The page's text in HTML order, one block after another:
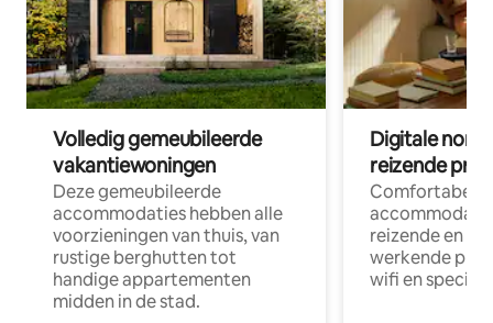
Volledig gemeubileerde
vakantiewoningen
Deze gemeubileerde
accommodaties hebben alle
voorzieningen van thuis, van
rustige berghutten tot
handige appartementen
midden in de stad.
Digitale
reizende
Comfortabele
reizende en
werkende
wifi en